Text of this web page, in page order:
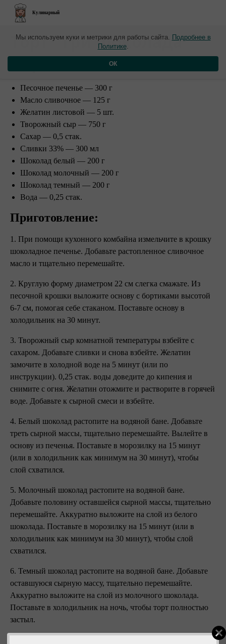
Кулинарный
​Торт "Три шоколада"
Песочное печенье — 300 г
Масло сливочное — 125 г
Желатин листовой — 5 шт.
Творожный сыр — 750 г
Сахар — 0,5 стак.
Сливки 33% — 300 мл
Шоколад белый — 200 г
Шоколад молочный — 200 г
Шоколад темный — 200 г
Вода — 0,25 стак.
Приготовление:
1. При помощи кухонного комбайна измельчите в крошку
шоколадное печенье. Добавьте растопленное сливочное
масло и тщательно перемешайте.
2. Круглую форму диаметром 22 см слегка смажьте. Из
песочной крошки выложите основу с бортиками высотой
6-7 см, помогая себе стаканом. Поставьте основу в
холодильник на 30 минут.
3. Творожный сыр комнатной температуры взбейте с
сахаром. Добавьте сливки и снова взбейте. Желатин
замочите в холодной воде на 5 минут (или по
инструкции). 0,25 стак. воды доведите до кипения и
снимите с огня. Желатин отожмите и растворите в горячей
воде. Добавьте к сырной смеси и взбейте.
4. Белый шоколад растопите на водяной бане. Добавьте
треть сырной массы, тщательно перемешайте. Вылейте в
основу из печенья. Поставьте в морозилку на 15 минут
(или в холодильник как минимум на 30 минут), чтобы
слой схватился.
5. Молочный шоколад растопите на водяной бане.
Добавьте половину оставшейся сырной массы, тщательно
перемешайте. Аккуратно выложите на слой из белого
шоколада. Поставьте в морозилку на 15 минут (или в
холодильник как минимум на 30 минут), чтобы слой
схватился.
6. Темный шоколад растопите на водяной бане. Добавьте
оставшуюся сырную массу, тщательно перемешайте.
Аккуратно выложите на слой из молочного шоколада.
Поставьте в холодильник на ночь, чтобы торт полностью
застыл.
Мы используем куки и метрики для работы сайта. Подробнее в
Политике.
ОК